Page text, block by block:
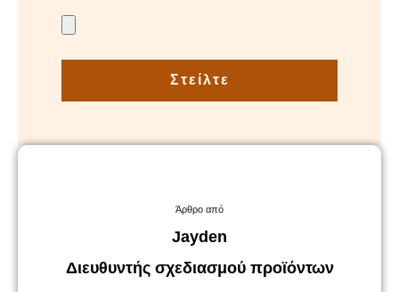
Στείλτε
Άρθρο από
Jayden
Διευθυντής σχεδιασμού προϊόντων